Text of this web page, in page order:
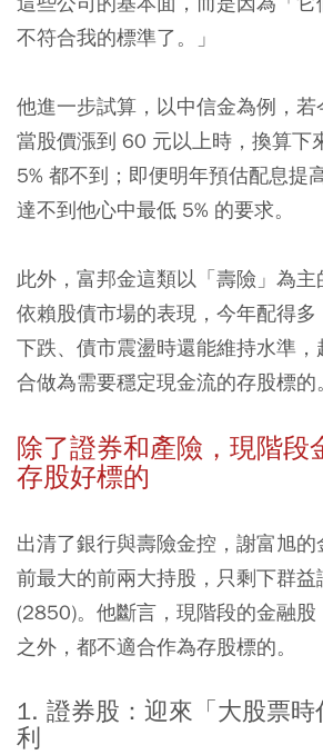
不符合我的標準了。」
他進一步試算，以中信金為例，若
當股價漲到 60 元以上時，換算下
5% 都不到；即便明年預估配息提
達不到他心中最低 5% 的要求。
此外，富邦金這類以「壽險」為
依賴股債市場的表現，今年配得
下跌、債市震盪時還能維持水準，
合做為需要穩定現金流的存股標的。
除了證券和產險，現階段
存股好標的
出清了銀行與壽險金控，謝富旭的
前最大的前兩大持股，只剩下群
(2850)。他斷言，現階段的金融
之外，都不適合作為存股標的。
1. 證券股：迎來「大股票時
利